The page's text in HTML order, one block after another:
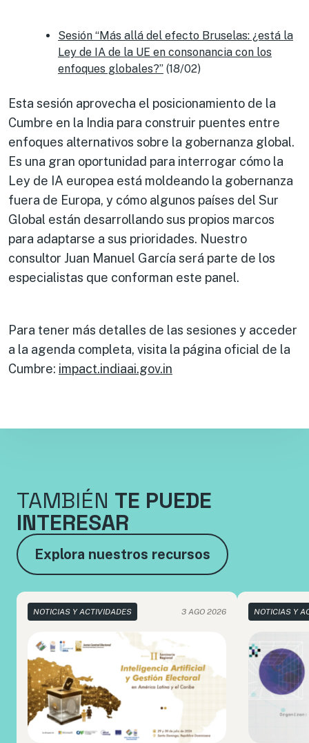
Sesión “Más allá del efecto Bruselas: ¿está la
Ley de IA de la UE en consonancia con los
enfoques globales?” (18/02)
Esta sesión aprovecha el posicionamiento de la
Cumbre en la India para construir puentes entre
enfoques alternativos sobre la gobernanza global.
Es una gran oportunidad para interrogar cómo la
Ley de IA europea está moldeando la gobernanza
fuera de Europa, y cómo algunos países del Sur
Global están desarrollando sus propios marcos
para adaptarse a sus prioridades. Nuestro
consultor Juan Manuel García será parte de los
especialistas que conforman este panel.
Para tener más detalles de las sesiones y acceder
a la agenda completa, visita la página oficial de la
Cumbre: impact.indiaai.gov.in
TAMBIÉN TE PUEDE
INTERESAR
Explora nuestros recursos
NOTICIAS Y ACTIVIDADES 3 AGO 2026 NOTICIAS Y